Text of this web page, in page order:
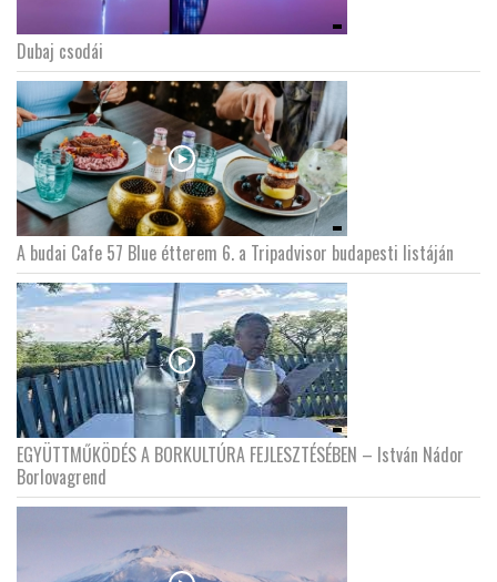
Dubaj csodái
A budai Cafe 57 Blue étterem 6. a Tripadvisor budapesti listáján
EGYÜTTMŰKÖDÉS A BORKULTÚRA FEJLESZTÉSÉBEN – István Nádor
Borlovagrend